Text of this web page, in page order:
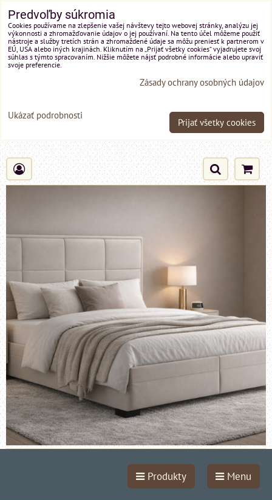
Produkty Menu
Predvoľby súkromia
Cookies používame na zlepšenie vašej návštevy tejto webovej stránky, analýzu jej
výkonnosti a zhromažďovanie údajov o jej používaní. Na tento účel môžeme použiť
nástroje a služby tretích strán a zhromaždené údaje sa môžu preniesť k partnerom v
EÚ, USA alebo iných krajinách. Kliknutím na „Prijať všetky cookies“ vyjadrujete svoj
súhlas s týmto spracovaním. Nižšie môžete nájsť podrobné informácie alebo upraviť
svoje preferencie.
Zásady ochrany osobných údajov
Ukázať podrobnosti
Prijať všetky cookies